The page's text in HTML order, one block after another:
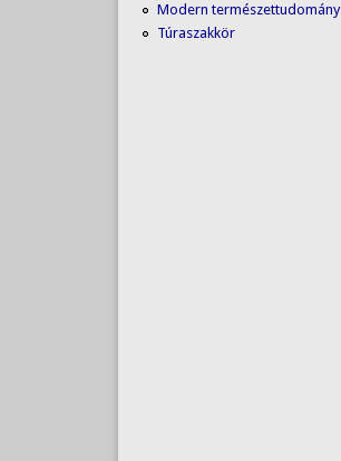
Modern természettudomány
Túraszakkör